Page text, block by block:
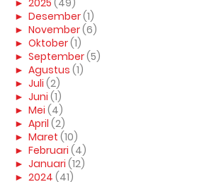
► 2025 (49)
► Desember(1)
► November(6)
► Oktober(1)
► September(5)
► Agustus (1)
► Juli (2)
► Juni (1)
► Mei (4)
► April (2)
► Maret (10)
► Februari (4)
► Januari (12)
► 2024 (41)